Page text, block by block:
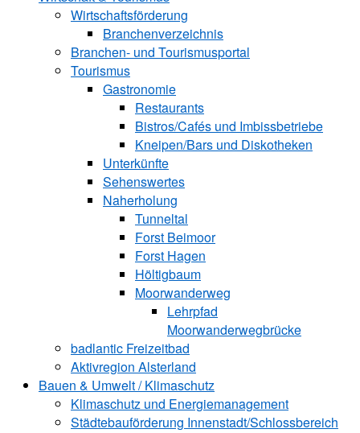
Wirtschaftsförderung
Branchenverzeichnis
Branchen- und Tourismusportal
Tourismus
Gastronomie
Restaurants
Bistros/Cafés und Imbissbetriebe
Kneipen/Bars und Diskotheken
Unterkünfte
Sehenswertes
Naherholung
Tunneltal
Forst Beimoor
Forst Hagen
Höltigbaum
Moorwanderweg
Lehrpfad
Moorwanderwegbrücke
badlantic Freizeitbad
Aktivregion Alsterland
Bauen & Umwelt / Klimaschutz
­Klimaschutz und ­­Energiemanagement
Städtebauförderung Innenstadt/Schlossbereich